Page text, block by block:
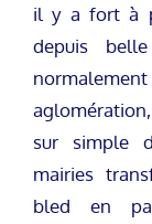
il y a fort à
depuis
sur simple
mairies
bled en